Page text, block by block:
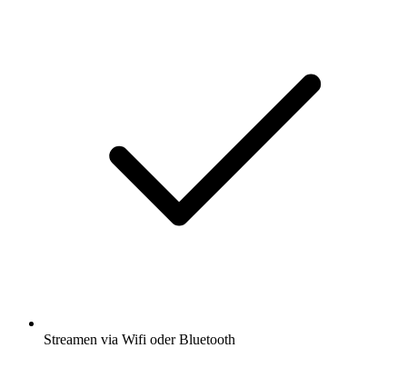
Streamen via Wifi oder Bluetooth